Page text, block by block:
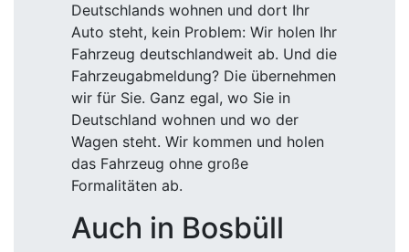
Deutschlands wohnen und dort Ihr
Auto steht, kein Problem: Wir holen Ihr
Fahrzeug deutschlandweit ab. Und die
Fahrzeugabmeldung? Die übernehmen
wir für Sie. Ganz egal, wo Sie in
Deutschland wohnen und wo der
Wagen steht. Wir kommen und holen
das Fahrzeug ohne große
Formalitäten ab.
Auch in Bosbüll